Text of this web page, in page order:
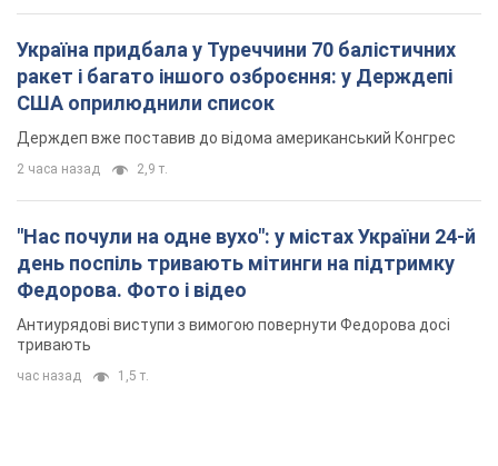
Україна придбала у Туреччини 70 балістичних
ракет і багато іншого озброєння: у Держдепі
США оприлюднили список
Держдеп вже поставив до відома американський Конгрес
2 часа назад 2,9 т.
"Нас почули на одне вухо": у містах України 24-й
день поспіль тривають мітинги на підтримку
Федорова. Фото і відео
Антиурядові виступи з вимогою повернути Федорова досі
тривають
час назад 1,5 т.